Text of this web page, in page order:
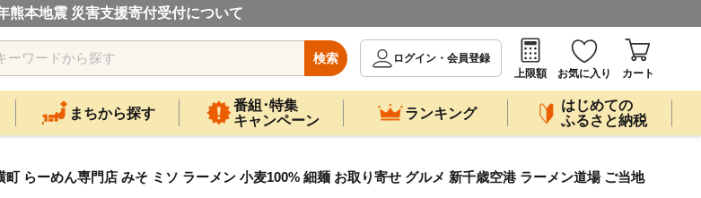
熊本地震 災害支援寄付受付について
検索
ログイン・会員登録
上限額
お気に入り カート
まちから探す
番組･特集
キャンペーン
ランキング
はじめての
ふるさと納税
らーめん専門店 みそ ミソ ラーメン 小麦100% 細麺 お取り寄せ グルメ 新千歳空港 ラーメン道場 ご当地